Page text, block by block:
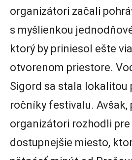
organizátori začali
s myšlienkou
ktorý by priniesol ešte
otvorenom priestore.
Sigord sa stala lokalitou
ročníky festivalu. Avšak,
organizátori rozhodli
dostupnejšie miesto,